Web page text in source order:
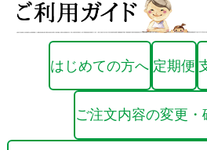
はじめての方へ 定期便
ご注文内容の変更・